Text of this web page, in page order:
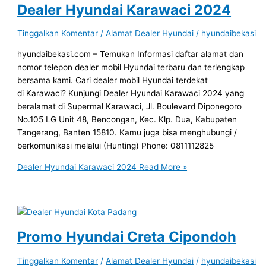
Dealer Hyundai Karawaci 2024
Tinggalkan Komentar /Alamat Dealer Hyundai / hyundaibekasi
hyundaibekasi.com – Temukan Informasi daftar alamat dan
nomor telepon dealer mobil Hyundai terbaru dan terlengkap
bersama kami. Cari dealer mobil Hyundai terdekat
di Karawaci? Kunjungi Dealer Hyundai Karawaci 2024 yang
beralamat di Supermal Karawaci, Jl. Boulevard Diponegoro
No.105 LG Unit 48, Bencongan, Kec. Klp. Dua, Kabupaten
Tangerang, Banten 15810. Kamu juga bisa menghubungi /
berkomunikasi melalui (Hunting) Phone: 0811112825
Dealer Hyundai Karawaci 2024 Read More »
Promo Hyundai Creta Cipondoh
Tinggalkan Komentar /Alamat Dealer Hyundai / hyundaibekasi